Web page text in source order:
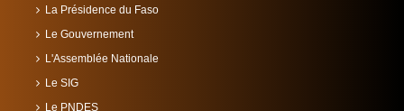
La Présidence du Faso
Le Gouvernement
L'Assemblée Nationale
Le SIG
Le PNDES